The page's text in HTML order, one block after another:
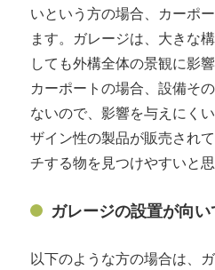
いという方の場合、カーポ
ます。ガレージは、大きな
しても外構全体の景観に影
カーポートの場合、設備そ
ないので、影響を与えにく
ザイン性の製品が販売され
チする物を見つけやすいと思
ガレージの設置が向
以下のような方の場合は、